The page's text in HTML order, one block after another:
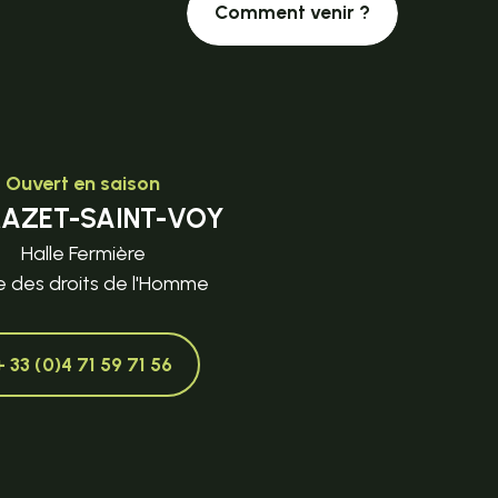
Comment venir ?
Ouvert en saison
SAINT-VOY
Halle Fermière
des droits de l'Homme
33 (0)4 71 59 71 56